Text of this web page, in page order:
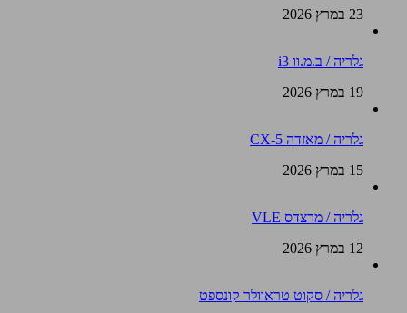
23 במרץ 2026
גלריה / ב.מ.וו i3
19 במרץ 2026
גלריה / מאזדה CX-5
15 במרץ 2026
גלריה / מרצדס VLE
12 במרץ 2026
גלריה / סקוט טראוולר קונספט